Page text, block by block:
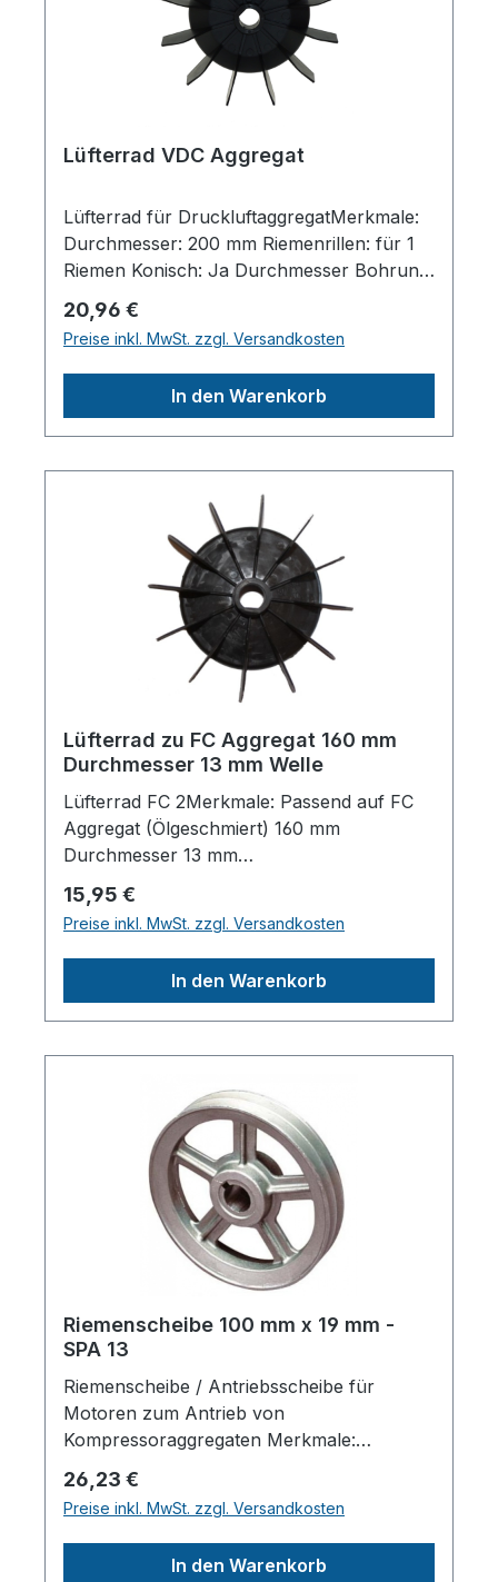
Lüfterrad VDC Aggregat
Lüfterrad für DruckluftaggregatMerkmale:
Durchmesser: 200 mm Riemenrillen: für 1
Riemen Konisch: Ja Durchmesser Bohrung:
VDC und 3K000
AggregatenHerstellerpro)SALES GmbH,
AEROTEC KompressorenFerdinand-
Porsche-Str. 16, 63500 Seligenstadt,
Regulärer Preis:
20,96 €
Preise inkl. MwSt. zzgl. Versandkosten
In den Warenkorb
Lüfterrad zu FC Aggregat 160 mm
Durchmesser 13 mm Welle
Lüfterrad FC 2Merkmale: Passend auf FC
Aggregat (Ölgeschmiert) 160 mm
Durchmesser 13 mm
GmbH, AEROTEC
KompressorenFerdinand-Porsche-Str. 16,
63500 Seligenstadt,
Deutschlandinfo@aerotec.info
Regulärer Preis:
15,95 €
Preise inkl. MwSt. zzgl. Versandkosten
In den Warenkorb
Riemenscheibe 100 mm x 19 mm -
SPA 13
Riemenscheibe / Antriebsscheibe für
Motoren zum Antrieb von
Kompressoraggregaten Merkmale:
Scheibendurchmesser außen: 100 mm
Wellendruchmesser zylindrisch: 19 mm
Material: Alu-Guss Mit Sicherungsnut /
PassfedernutHerstellerpro)SALES GmbH,
Regulärer Preis:
26,23 €
Preise inkl. MwSt. zzgl. Versandkosten
In den Warenkorb